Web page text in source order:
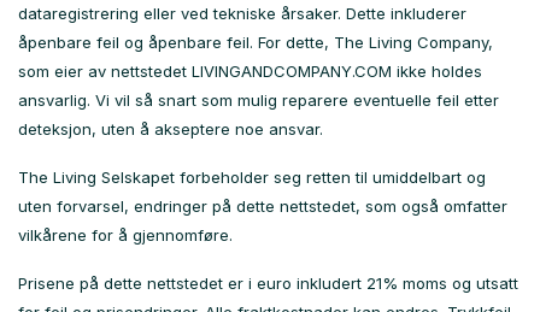
dataregistrering eller ved tekniske årsaker. Dette inkluderer
åpenbare feil og åpenbare feil. For dette, The Living Company,
som eier av nettstedet LIVINGANDCOMPANY.COM ikke holdes
ansvarlig. Vi vil så snart som mulig reparere eventuelle feil etter
deteksjon, uten å akseptere noe ansvar.
The Living Selskapet forbeholder seg retten til umiddelbart og
uten forvarsel, endringer på dette nettstedet, som også omfatter
vilkårene for å gjennomføre.
Prisene på dette nettstedet er i euro inkludert 21% moms og utsatt